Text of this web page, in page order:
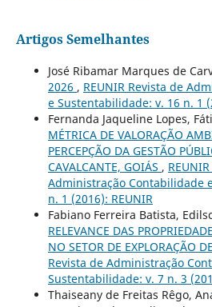
Artigos Semelhantes
José Ribamar Marques de
2026 , REUNIR Revista de
e Sustentabilidade: v. 16 n. 1
Fernanda Jaqueline Lopes,
MÉTRICA DE VALORAÇÃO
PERCEPÇÃO DA GESTÃO
CAVALCANTE, GOIÁS ,
Administração Contabilidade
n. 1 (2016): REUNIR
Fabiano Ferreira Batista,
RELEVANCE DAS
NO SETOR DE EXPLORAÇÃO
Revista de Administração
Sustentabilidade: v. 7 n. 3
Thaiseany de Freitas Rêgo,